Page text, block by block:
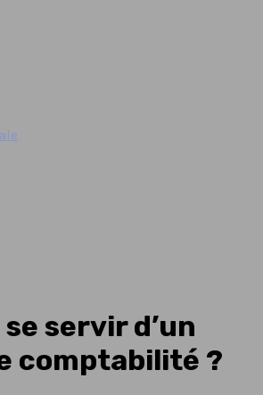
servir d’un
comptabilité ?